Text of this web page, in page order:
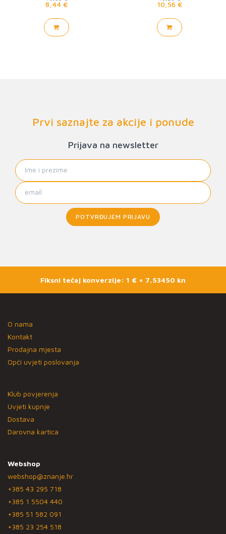
8,44 € 10,56 €
Prvi saznajte za akcije i ponude
Prijava na newsletter
POTVRĐUJEM PRIJAVU
Fiksni tečaj konverzije: 1 € = 7,53450 kn
O nama
Kontakt
Prodajna mjesta
Opći uvjeti poslovanja
Klub povjerenja
Uvjeti kupnje
Dostava
Darovna kartica
Webshop
webshop@znanje.hr
+385 43 295 718
+385 1 5504 440
+385 51 582 091
+385 23 254 518